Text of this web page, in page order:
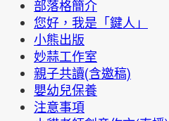
部落格簡介
您好，我是「鍵人」
小熊出版
妙蒜工作室
親子共讀(含邀稿)
嬰幼兒保養
注意事項